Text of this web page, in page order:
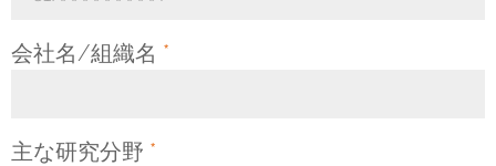
会社名/組織名 *
主な研究分野 *